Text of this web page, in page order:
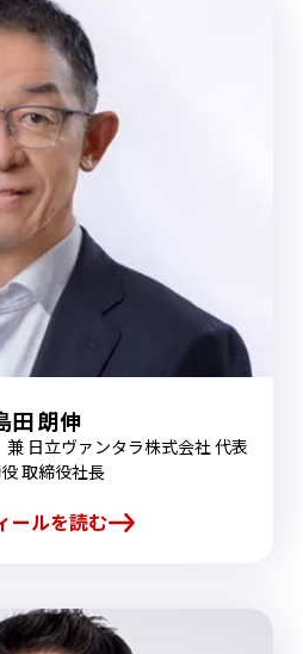
田 朗伸
日立ヴァンタラ株式会社 代表
取締役社長
ールを読む